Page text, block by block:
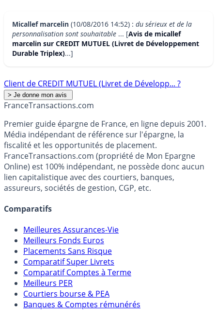
Micallef marcelin (10/08/2016 14:52) : du sérieux et de la
personnalisation sont souhaitable ... [Avis de micallef
marcelin sur CREDIT MUTUEL (Livret de Développement
Durable Triplex)...]
Client de CREDIT MUTUEL (Livret de Développ... ?
FranceTransactions.com
Premier guide épargne de France, en ligne depuis 2001.
Média indépendant de référence sur l'épargne, la
fiscalité et les opportunités de placement.
FranceTransactions.com (propriété de Mon Epargne
Online) est 100% indépendant, ne possède donc aucun
lien capitalistique avec des courtiers, banques,
assureurs, sociétés de gestion, CGP, etc.
Comparatifs
Meilleures Assurances-Vie
Meilleurs Fonds Euros
Placements Sans Risque
Comparatif Super Livrets
Comparatif Comptes à Terme
Meilleurs PER
Courtiers bourse & PEA
Banques & Comptes rémunérés